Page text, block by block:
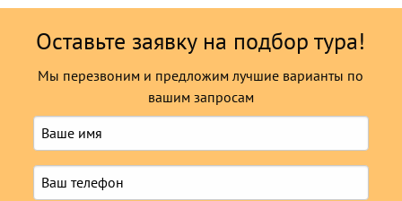
Оставьте заявку на подбор тура!
Мы перезвоним и предложим лучшие варианты по
вашим запросам